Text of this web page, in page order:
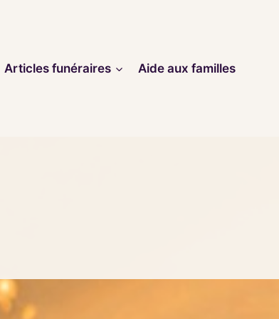
Articles funéraires Aide aux familles